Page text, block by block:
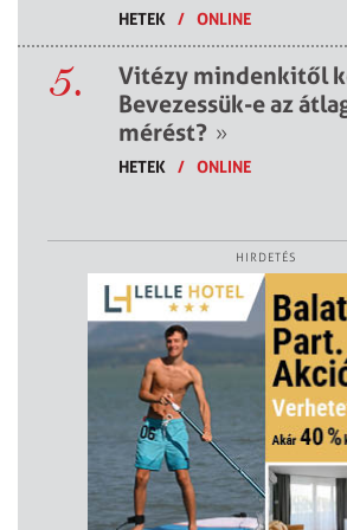
HETEK / ONLINE
5.
Vitézy mindenkitől
Bevezessük-e az
mérést? »
HETEK / ONLINE
HIRDETÉS